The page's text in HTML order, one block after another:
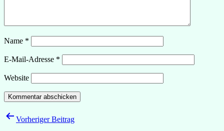
Name *
E-Mail-Adresse *
Website
Beitragsnavigation
Vorheriger Beitrag